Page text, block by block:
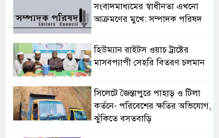
সংবাদমাধ্যমের স্বাধীনতা এখনো
আক্রমণের মুখে: সম্পাদক পরিষদ
হিউম্যান রাইটস ওয়াচ ট্রাষ্টের
মাসবপ্যাপী সেহরি বিতরণ চলমান
সিলেটে জৈন্তাপুরে পাহাড় ও টিলা
কর্তনে- পরিবেশের ক্ষতির অভিযোগ,
ঝুঁকিতে বসতবাড়ি